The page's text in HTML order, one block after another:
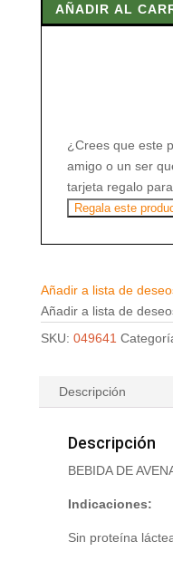
AVENA
AÑADIR AL
¿Crees que este
amigo o un ser
tarjeta regalo
Regala este
Añadir a lista de
Añadir a lista de
SKU: 049641
Descripción
Descripción
BEBIDA DE
Indicaciones:
Sin proteína